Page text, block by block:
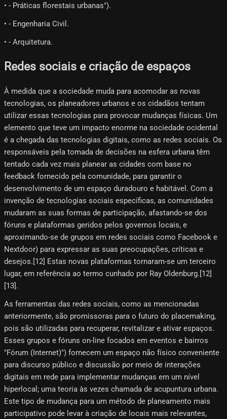
• - Práticas florestais urbanas").
• - Engenharia Civil.
• - Arquitetura.
Redes sociais e criação de espaços
À medida que a sociedade muda para acomodar as novas
tecnologias, os planeadores urbanos e os cidadãos tentam
utilizar essas tecnologias para provocar mudanças físicas. Um
elemento que teve um impacto enorme na sociedade ocidental
é a chegada das tecnologias digitais, como as redes sociais. Os
responsáveis ​​pela tomada de decisões na esfera urbana têm
tentado cada vez mais planear as cidades com base no
feedback fornecido pela comunidade, para garantir o
desenvolvimento de um espaço duradouro e habitável. Com a
invenção de tecnologias sociais específicas, as comunidades
mudaram as suas formas de participação, afastando-se dos
fóruns e plataformas geridos pelos governos locais, e
aproximando-se de grupos em redes sociais como Facebook e
Nextdoor) para expressar as suas preocupações, críticas e
desejos.[12]​ Estas novas plataformas tornaram-se um terceiro
lugar, em referência ao termo cunhado por Ray Oldenburg.[12]​
[13]​.
As ferramentas das redes sociais, como as mencionadas
anteriormente, são promissoras para o futuro do placemaking,
pois são utilizadas para recuperar, revitalizar e ativar espaços.
Esses grupos e fóruns on-line focados em eventos e bairros
"Fórum (Internet)") fornecem um espaço não físico conveniente
para discurso público e discussão por meio de interações
digitais em rede para implementar mudanças em um nível
hiperlocal; uma teoria às vezes chamada de acupuntura urbana.
Este tipo de mudança para um método de planeamento mais
participativo pode levar à criação de locais mais relevantes,